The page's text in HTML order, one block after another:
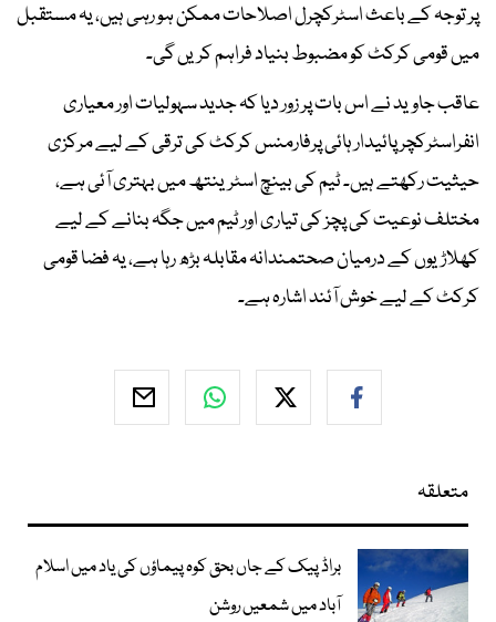
پر توجہ کے باعث اسٹرکچرل اصلاحات ممکن ہو رہی ہیں، یہ مستقبل
میں قومی کرکٹ کو مضبوط بنیاد فراہم کریں گی۔
عاقب جاوید نے اس بات پر زور دیا کہ جدید سہولیات اور معیاری
انفراسٹرکچر پائیدار ہائی پرفارمنس کرکٹ کی ترقی کے لیے مرکزی
حیثیت رکھتے ہیں۔ ٹیم کی بینچ اسٹرینتھ میں بہتری آئی ہے،
مختلف نوعیت کی پچز کی تیاری اور ٹیم میں جگہ بنانے کے لیے
کھلاڑیوں کے درمیان صحتمندانہ مقابلہ بڑھ رہا ہے، یہ فضا قومی
کرکٹ کے لیے خوش آئند اشارہ ہے۔
متعلقہ
براڈ پیک کے جاں بحق کوہ پیماؤں کی یاد میں اسلام
آباد میں شمعیں روشن